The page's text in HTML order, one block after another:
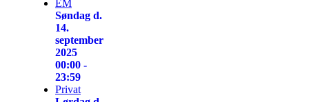
EM
Søndag d.
14.
september
2025
00:00 -
23:59
Privat